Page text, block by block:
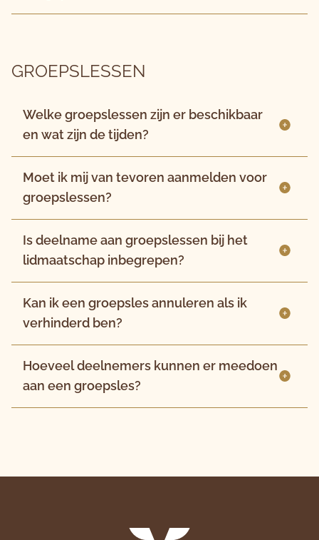
GROEPSLESSEN
Welke groepslessen zijn er beschikbaar
en wat zijn de tijden?
Moet ik mij van tevoren aanmelden voor
groepslessen?
Is deelname aan groepslessen bij het
lidmaatschap inbegrepen?
Kan ik een groepsles annuleren als ik
verhinderd ben?
Hoeveel deelnemers kunnen er meedoen
aan een groepsles?